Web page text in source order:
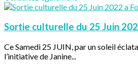
Sortie culturelle du 25 Juin
Ce Samedi 25 JUIN, par un soleil
l’initiative de Janine...